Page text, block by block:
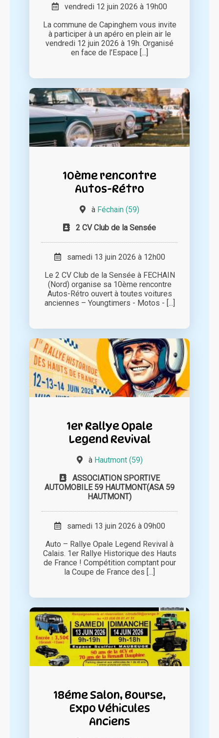
vendredi 12 juin 2026 à 19h00
La commune de Capinghem vous invite
à participer à un apéro en plein air le
vendredi 12 juin 2026 à 19h. Organisé
en face de l’Espace [...]
10ème rencontre
Autos-Rétro
à Féchain (59)
2 CV Club de la Sensée
samedi 13 juin 2026 à 12h00
Le 2 CV Club de la Sensée à FECHAIN
(Nord) organise sa 10ème rencontre
Autos-Rétro ouvert à toutes voitures
anciennes – Youngtimers - Motos - [...]
1er Rallye Opale
Legend Revival
à Hautmont (59)
ASSOCIATION SPORTIVE
AUTOMOBILE 59 HAUTMONT(ASA 59
HAUTMONT)
samedi 13 juin 2026 à 09h00
Auto – Rallye Opale Legend Revival à
Calais. 1er Rallye Historique des Hauts
de France ! Compétition comptant pour
la Coupe de France des [...]
18éme Salon, Bourse,
Expo Véhicules
Anciens